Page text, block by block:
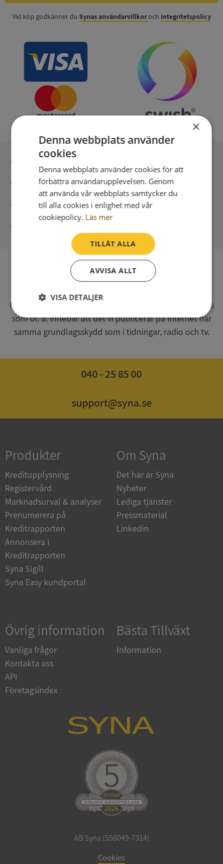
Vid köp godkänner du Synas användarvillkoroch Integritetspolicy
Säker betalning med stripe
Direkt digital leverans
Syna har för webbplatsen www.syna.se ett av
Myndigheten för press, radio och tv s.k. utgivningsbevis
som bl. a. innebär att det vi publicerar på internet har
samma grundlagsskydd som i tidningar, radio och tv.
040 - 25 85 00
support@syna.se
Produkter
Kreditupplysning
Registervård
Marknadsurval & analyser
Prenumerera på
Kreditrapporten
Annonsera i
Kreditrapporten
Syna Sigill
Syna Easy kundportal
Om Syna
Det här är Syna
Nyheter
Lediga tjänster
Pressmaterial
Linkedin
Övrig information
Vanliga frågor
Kontakta oss
API
Företagsindex
Bästa Tillväxt
Information
AB Syna (556049-7314)
Cookies
×
Denna webbplats använder
cookies
Denna webbplats använder cookies för att
förbättra användarupplevelsen. Genom
att använda vår webbplats samtycker du
till alla cookies i enlighet med vår
cookiepolicy. Läs mer
TILLÅT ALLA
AVVISA ALLT
VISA DETALJER
Strikt
nödvändigt
Prestanda Inriktning
kärnwebbplatsfunktioner som användarinloggning
och kontohantering. Webbplatsen kan inte
användas ordentligt utan strikt nödvändiga cookies.
Namn
Leverantör
Domän
VISITOR_PRIVACY_METADATA
ASP.NET_SessionId
Microsoft
Corporation
de.syna.se
Google